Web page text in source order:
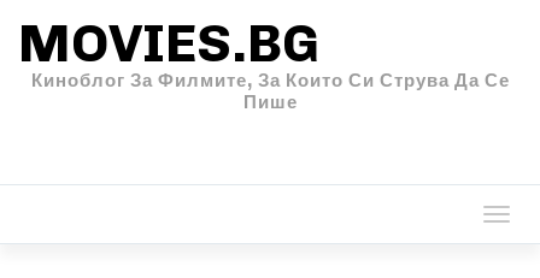
MOVIES.BG
Киноблог За Филмите, За Които Си Струва Да Се
Пише